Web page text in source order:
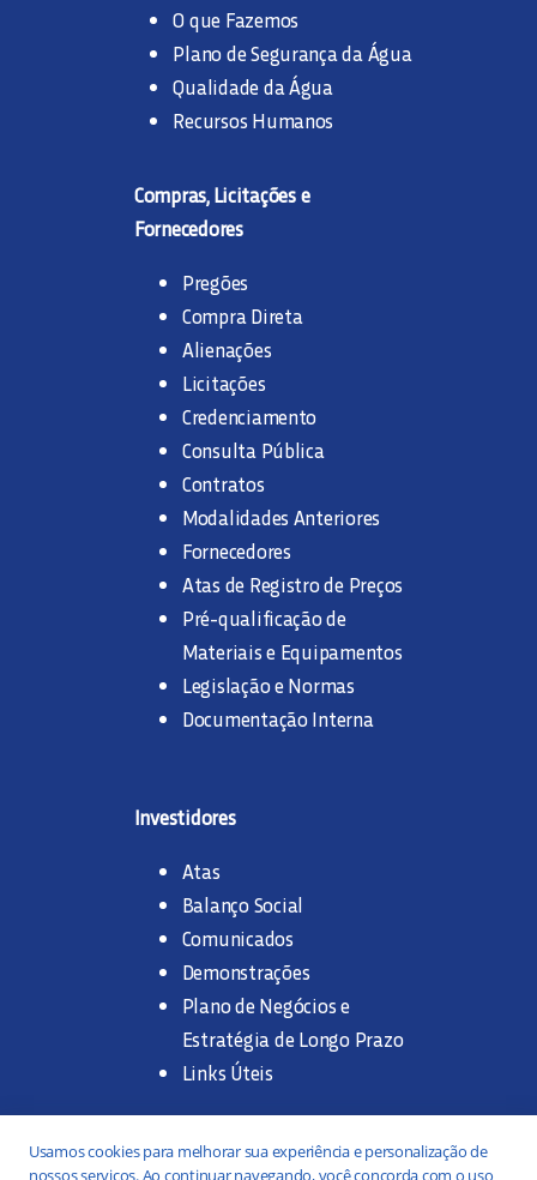
O que Fazemos
Plano de Segurança da Água
Qualidade da Água
Recursos Humanos
Compras, Licitações e
Fornecedores
Pregões
Compra Direta
Alienações
Licitações
Credenciamento
Consulta Pública
Contratos
Modalidades Anteriores
Fornecedores
Atas de Registro de Preços
Pré-qualificação de
Materiais e Equipamentos
Legislação e Normas
Documentação Interna
Investidores
Atas
Balanço Social
Comunicados
Demonstrações
Plano de Negócios e
Estratégia de Longo Prazo
Links Úteis
Trabalhe na SANASA
Usamos cookies para melhorar sua experiência e personalização de
nossos serviços. Ao continuar navegando, você concorda com o uso